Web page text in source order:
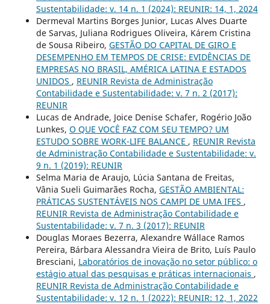
Sustentabilidade: v. 14 n. 1 (2024): REUNIR: 14, 1, 2024
Dermeval Martins Borges Junior, Lucas Alves Duarte
de Sarvas, Juliana Rodrigues Oliveira, Kárem Cristina
de Sousa Ribeiro, GESTÃO DO CAPITAL DE GIRO E
DESEMPENHO EM TEMPOS DE CRISE: EVIDÊNCIAS DE
EMPRESAS NO BRASIL, AMÉRICA LATINA E ESTADOS
UNIDOS , REUNIR Revista de Administração
Contabilidade e Sustentabilidade: v. 7 n. 2 (2017):
REUNIR
Lucas de Andrade, Joice Denise Schafer, Rogério João
Lunkes, O QUE VOCÊ FAZ COM SEU TEMPO? UM
ESTUDO SOBRE WORK-LIFE BALANCE , REUNIR Revista
de Administração Contabilidade e Sustentabilidade: v.
9 n. 1 (2019): REUNIR
Selma Maria de Araujo, Lúcia Santana de Freitas,
Vânia Sueli Guimarães Rocha, GESTÃO AMBIENTAL:
PRÁTICAS SUSTENTÁVEIS NOS CAMPI DE UMA IFES ,
REUNIR Revista de Administração Contabilidade e
Sustentabilidade: v. 7 n. 3 (2017): REUNIR
Douglas Moraes Bezerra, Alexandre Wállace Ramos
Pereira, Bárbara Alessandra Vieira de Brito, Luís Paulo
Bresciani, Laboratórios de inovação no setor público: o
estágio atual das pesquisas e práticas internacionais ,
REUNIR Revista de Administração Contabilidade e
Sustentabilidade: v. 12 n. 1 (2022): REUNIR: 12, 1, 2022